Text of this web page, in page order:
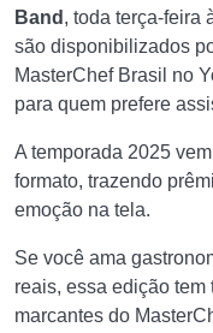
Band , toda terça-feira
são disponibilizados
MasterChef Brasil no
para quem prefere
A temporada 2025
formato, trazendo
emoção na tela.
Se você ama
reais, essa edição
marcantes do